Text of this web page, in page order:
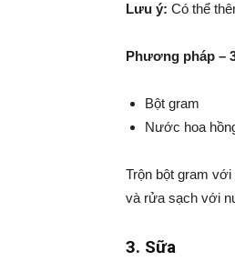
Lưu ý: Có thể
Phương pháp –
Bột gram
Nước hoa
Trộn bột gram
và rửa sạch với
3. Sữa